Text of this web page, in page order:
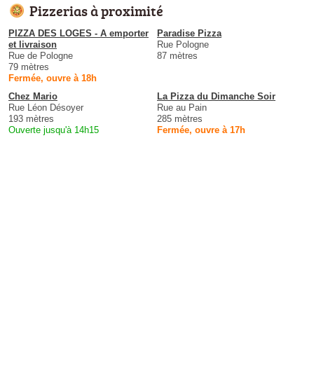
Pizzerias à proximité
PIZZA DES LOGES - A emporter
et livraison
Rue de Pologne
79 mètres
Fermée, ouvre à 18h
Paradise Pizza
Rue Pologne
87 mètres
Chez Mario
Rue Léon Désoyer
193 mètres
Ouverte jusqu'à 14h15
La Pizza du Dimanche Soir
Rue au Pain
285 mètres
Fermée, ouvre à 17h